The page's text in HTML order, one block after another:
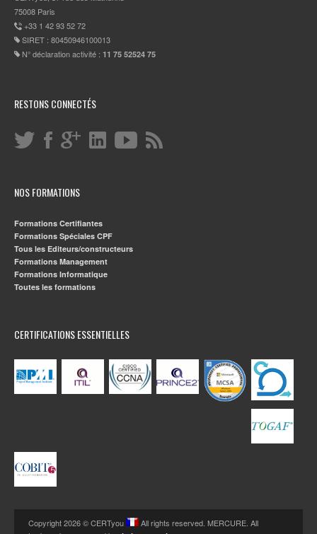
75008 Paris
+33 1 42 93 52 72
SIRET : 80450946100013
N° déclaration activité : 11 75 52524 75
RESTONS CONNECTÉS
NOS FORMATIONS
Formations Certifiantes
Formations Spéciales CPF
Tous les Editeurs/constructeurs
Formations Management
Formations Informatique
Toutes les formations
CERTIFICATIONS ESSENTIELLES
Copyright 2026 © CERTyou
All rights reserved. MERCURE. All